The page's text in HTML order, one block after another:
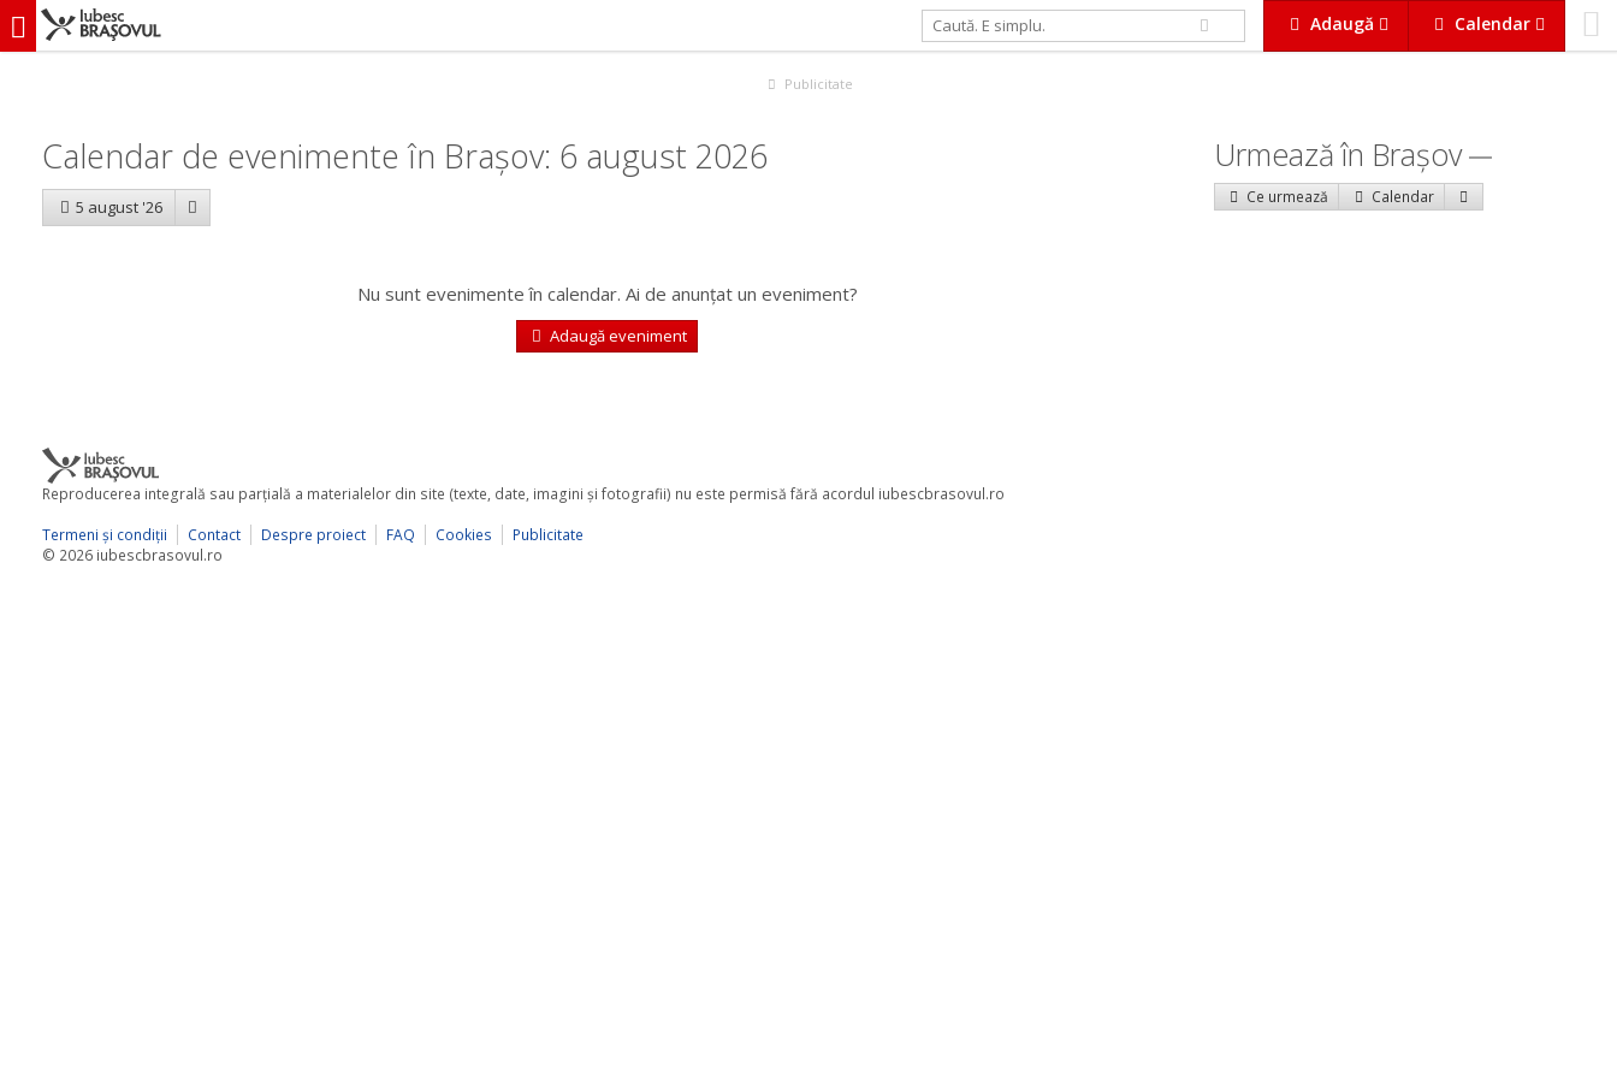
Adaugă Calendar
iubescbraşovul.ro
Publicitate
Calendar de evenimente în Brașov: 6 august 2026
5 august '26
Nu sunt evenimente în calendar. Ai de anunțat un eveniment?
Adaugă eveniment
Urmează în Braşov
Ce urmează Calendar
Reproducerea integrală sau parţială a materialelor din site (texte, date, imagini şi fotografii) nu este permisă fără acordul iubescbrasovul.ro
Termeni şi condiţii
Contact Despre proiect FAQ Cookies
Publicitate
© 2026 iubescbrasovul.ro